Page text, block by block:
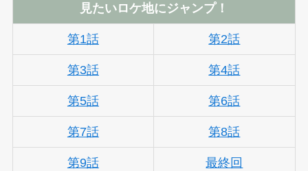
見たいロケ地にジャンプ！
第1話 第2話
第3話 第4話
第5話 第6話
第7話 第8話
第9話 最終回